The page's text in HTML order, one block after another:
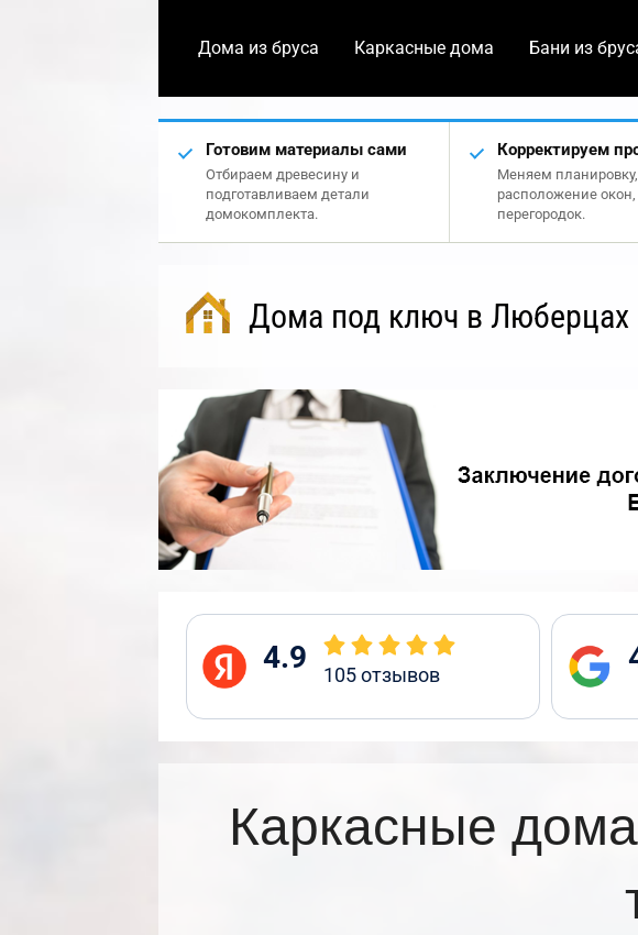
Дома из бруса Каркасные дома Бани из
Готовим материалы сами
Отбираем древесину и
подготавливаем детали
домокомплекта.
Корректируем
Меняем планировку,
расположение
перегородок.
Дома под ключ в Люберцах
4.9 105отзывов
Каркасные